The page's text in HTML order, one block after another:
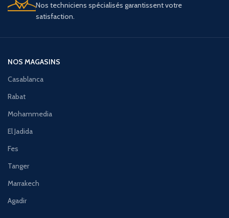
Nos techniciens spécialisés garantissent votre
satisfaction.
NOS MAGASINS
Casablanca
Rabat
Mohammedia
El Jadida
Fes
Tanger
Marrakech
Agadir